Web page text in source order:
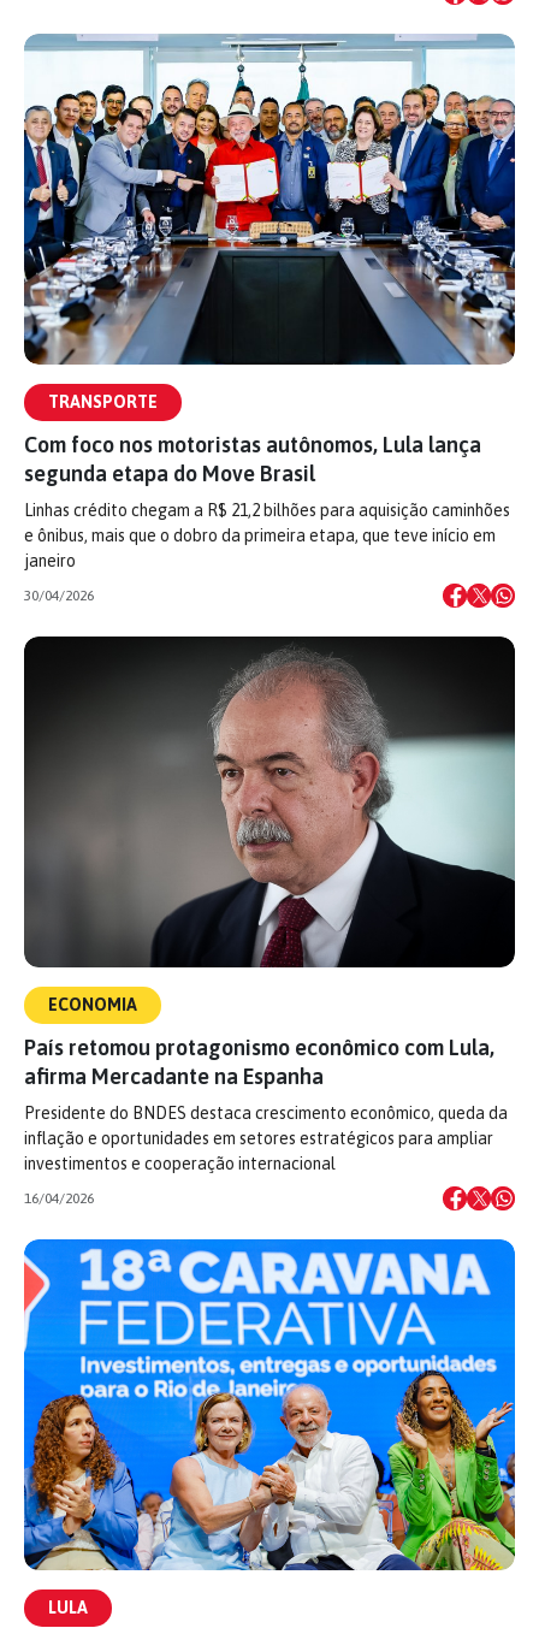
TRANSPORTE
Com foco nos motoristas autônomos, Lula lança
segunda etapa do Move Brasil
Linhas crédito chegam a R$ 21,2 bilhões para aquisição caminhões
e ônibus, mais que o dobro da primeira etapa, que teve início em
janeiro
30/04/2026
ECONOMIA
País retomou protagonismo econômico com Lula,
afirma Mercadante na Espanha
Presidente do BNDES destaca crescimento econômico, queda da
inflação e oportunidades em setores estratégicos para ampliar
investimentos e cooperação internacional
16/04/2026
LULA